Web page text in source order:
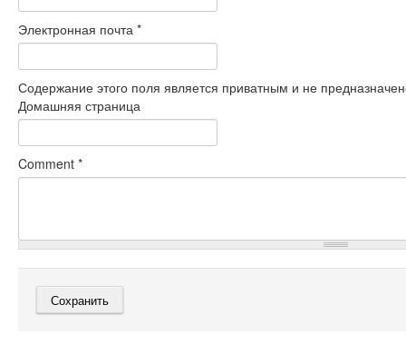
Электронная почта *
Содержание этого поля является приватным и не
Домашняя страница
Comment *